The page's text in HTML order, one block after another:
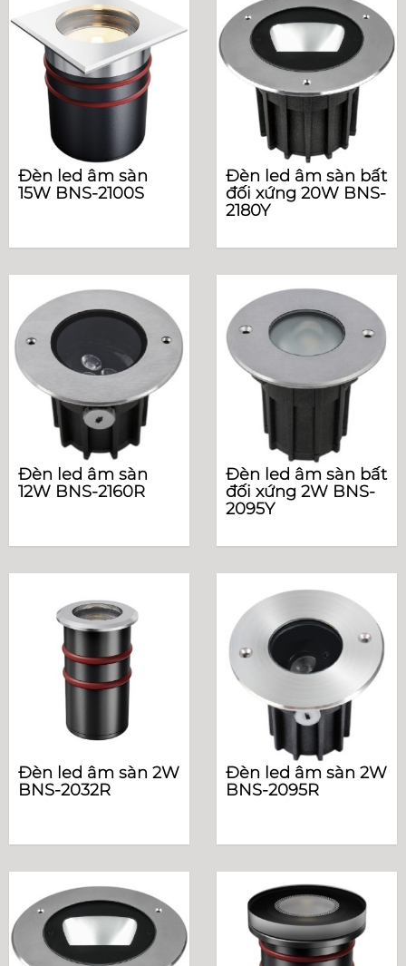
Đèn led âm sàn
15W BNS-2100S
Đèn led âm sàn bất
đối xứng 20W BNS-
2180Y
Đèn led âm sàn
12W BNS-2160R
Đèn led âm sàn bất
đối xứng 2W BNS-
2095Y
Đèn led âm sàn 2W
BNS-2032R
Đèn led âm sàn 2W
BNS-2095R